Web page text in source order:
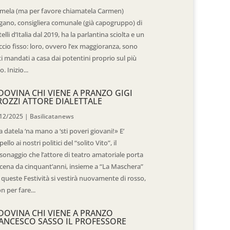
(ma per favore chiamatela Carmen)
consigliera comunale (già capogruppo) di
d’Italia dal 2019, ha la parlantina sciolta e un
fisso: loro, ovvero l’ex maggioranza, sono
mandati a casa dai potentini proprio sul più
Inizio...
CHI VIENE A PRANZO GIGI
ATTORE DIALETTALE
2025 | Basilicatanews
datela ‘na mano a ‘sti poveri giovani!» E’
ai nostri politici del “solito Vito”, il
che l’attore di teatro amatoriale porta
da cinquant’anni, insieme a “La Maschera”
queste Festività si vestirà nuovamente di rosso,
per fare...
CHI VIENE A PRANZO
SASSO IL PROFESSORE